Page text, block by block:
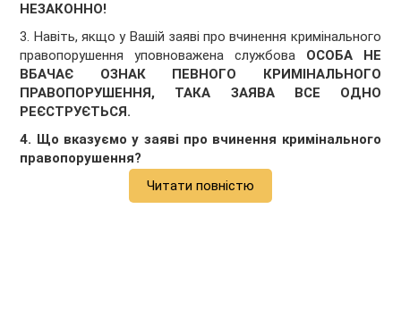
НЕЗАКОННО!
3. Навіть, якщо у Вашій заяві про вчинення кримінального
правопорушення уповноважена службова ОСОБА НЕ
ВБАЧАЄ ОЗНАК ПЕВНОГО КРИМІНАЛЬНОГО
ПРАВОПОРУШЕННЯ, ТАКА ЗАЯВА ВСЕ ОДНО
РЕЄСТРУЄТЬСЯ.
4. Що вказуємо у заяві про вчинення кримінального
правопорушення?
Читати повністю